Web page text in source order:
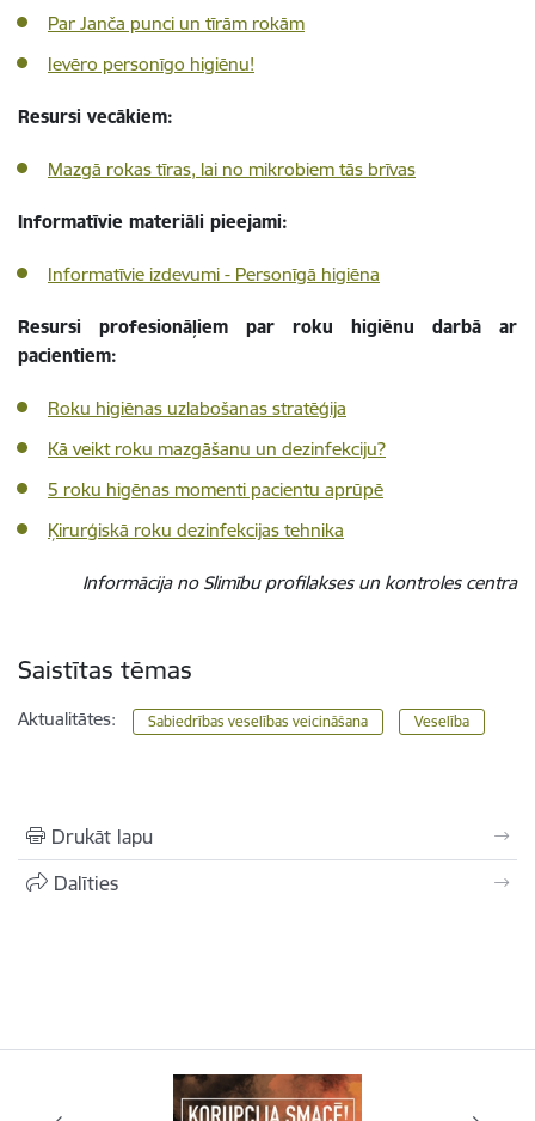
Par Janča punci un tīrām rokām
Ievēro personīgo higiēnu!
Resursi vecākiem:
Mazgā rokas tīras, lai no mikrobiem tās brīvas
Informatīvie materiāli pieejami:
Informatīvie izdevumi - Personīgā higiēna
Resursi profesionāļiem par roku higiēnu darbā ar
pacientiem:
Roku higiēnas uzlabošanas stratēģija
Kā veikt roku mazgāšanu un dezinfekciju?
5 roku higēnas momenti pacientu aprūpē
Ķirurģiskā roku dezinfekcijas tehnika
Informācija no Slimību profilakses un kontroles centra
Saistītas tēmas
Aktualitātes: Sabiedrības veselības veicināšana Veselība
Drukāt lapu
Dalīties